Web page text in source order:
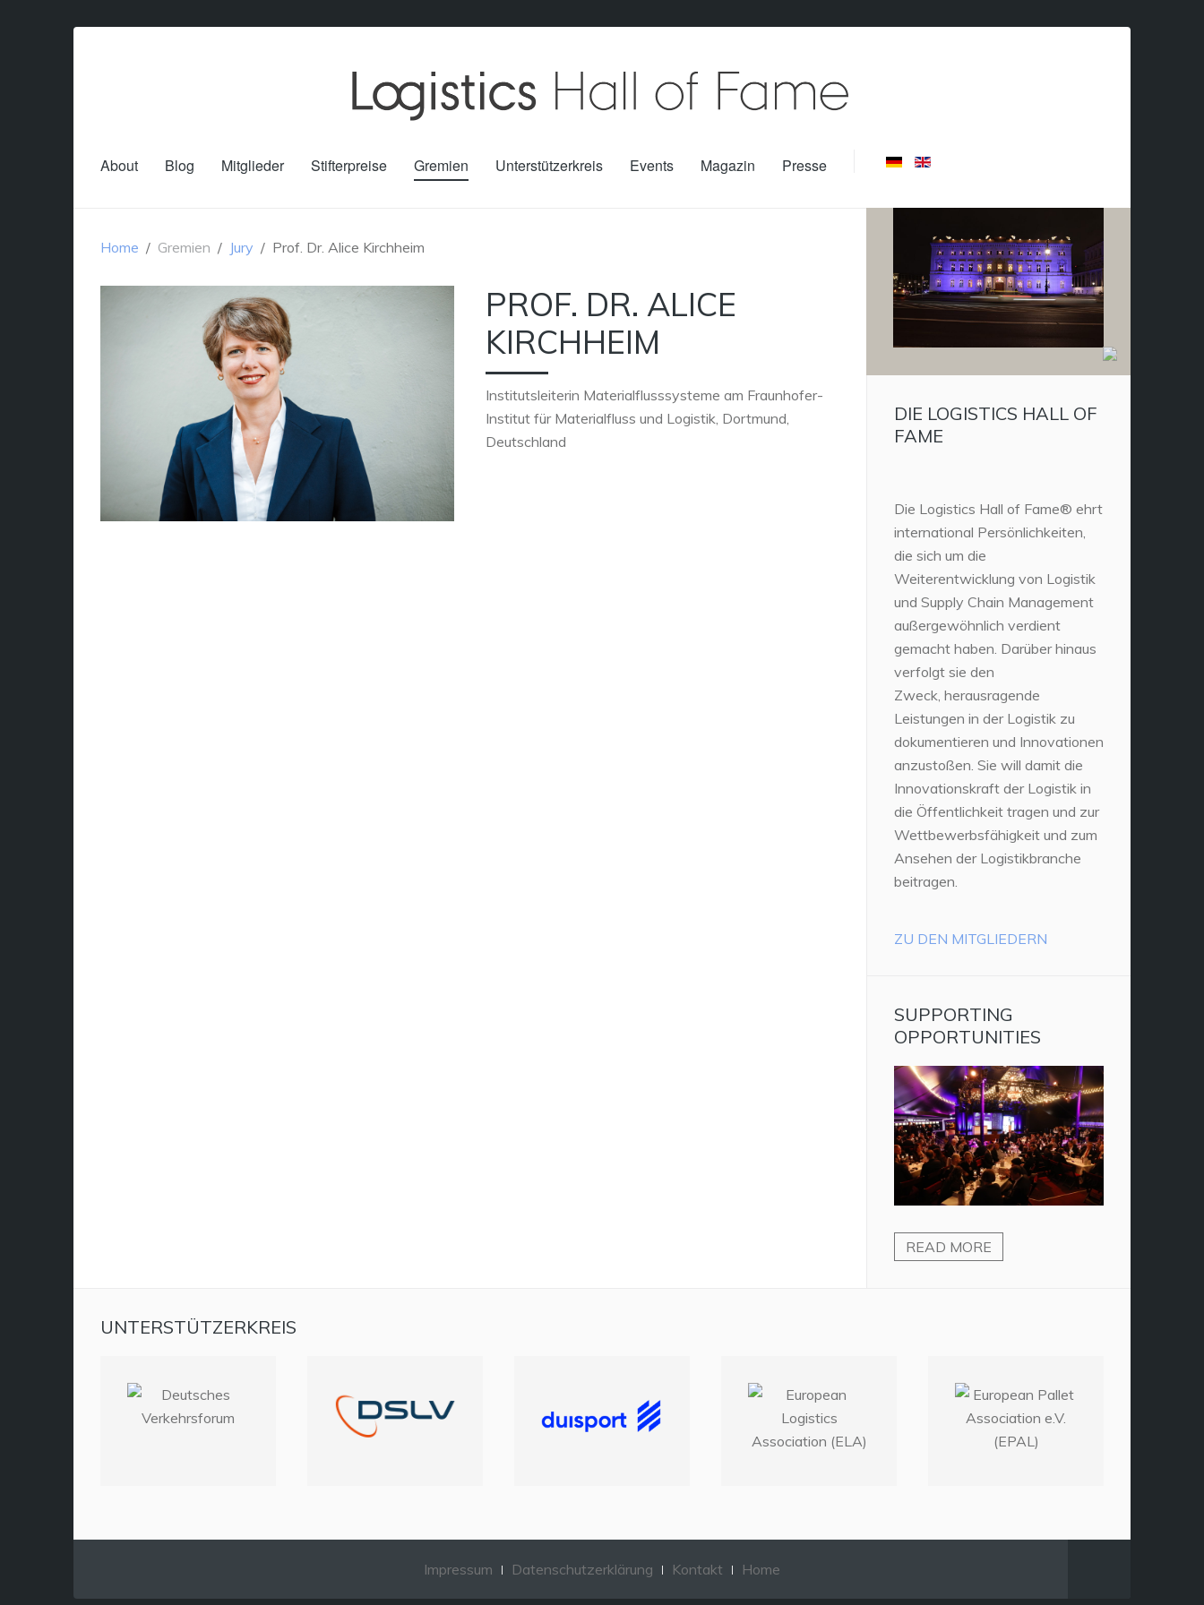
About Blog Mitglieder Stifterpreise Gremien Unterstützerkreis Events Magazin Presse
Home Gremien Jury Prof. Dr. Alice Kirchheim
PROF. DR. ALICE
KIRCHHEIM
Institutsleiterin Materialflusssysteme am Fraunhofer-
Institut für Materialfluss und Logistik, Dortmund,
Deutschland
DIE LOGISTICS HALL OF
FAME
Die Logistics Hall of Fame® ehrt
international Persönlichkeiten,
die sich um die
Weiterentwicklung von Logistik
und Supply Chain Management
außergewöhnlich verdient
gemacht haben. Darüber hinaus
verfolgt sie den
Zweck, herausragende
Leistungen in der Logistik zu
dokumentieren und Innovationen
anzustoßen. Sie will damit die
Innovationskraft der Logistik in
die Öffentlichkeit tragen und zur
Wettbewerbsfähigkeit und zum
Ansehen der Logistikbranche
beitragen.
ZU DEN MITGLIEDERN
SUPPORTING
OPPORTUNITIES
READ MORE
UNTERSTÜTZERKREIS
Impressum Datenschutzerklärung Kontakt Home